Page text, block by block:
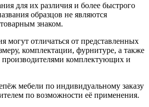
для их различия и более быстрого
образцов не являются
знаком.
могут отличаться от представленных
комплектации, фурнитуре, а также
комплектующих и
мебели по индивидуальному заказу
по возможности её применения.